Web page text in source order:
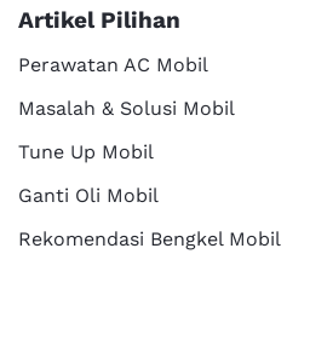
Artikel Pilihan
Perawatan AC Mobil
Masalah & Solusi Mobil
Tune Up Mobil
Ganti Oli Mobil
Rekomendasi Bengkel Mobil